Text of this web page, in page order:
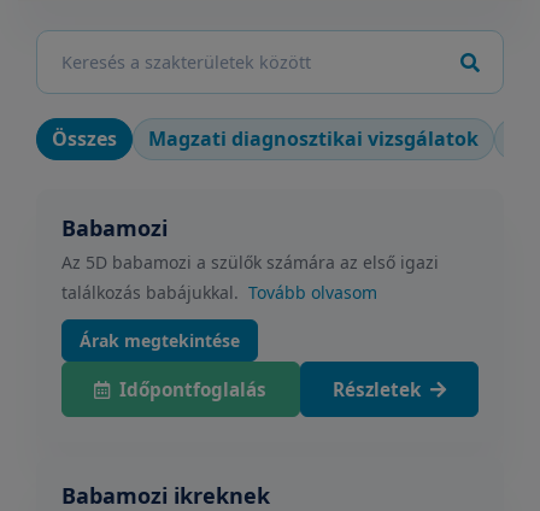
Összes Magzati diagnosztikai vizsgálatok
Babamozi
Az 5D babamozi a szülők számára az első igazi
találkozás babájukkal. Tovább olvasom
Árak megtekintése
Időpontfoglalás Részletek
Babamozi ikreknek